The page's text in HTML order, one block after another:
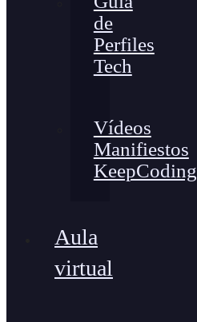
de
Perfiles
Tech
Vídeos
Manifiestos
KeepCoding
Aula
virtual